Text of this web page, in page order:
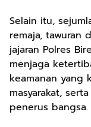
Selain itu,
remaja, tawuran
jajaran Polres
menjaga
keamanan yang
masyarakat,
penerus bangsa.